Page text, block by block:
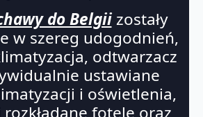
do Belgiizostały
w szereg udogodnień,
odtwarzacz
ustawiane
i oświetlenia,
fotele oraz